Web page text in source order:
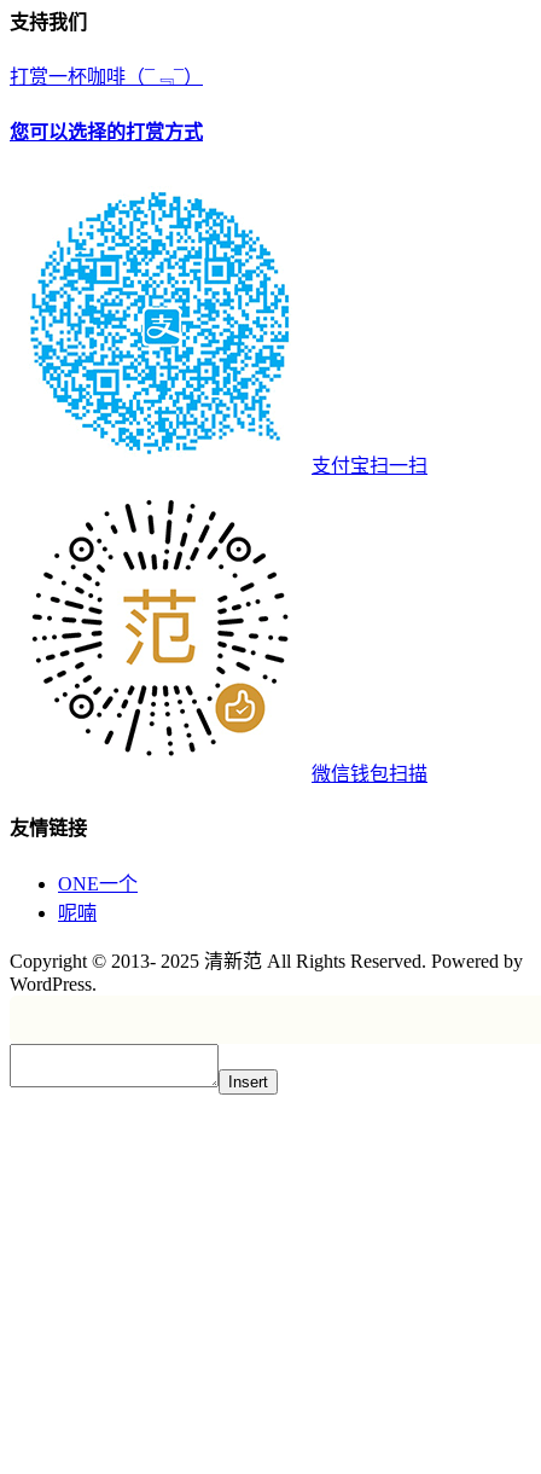
支持我们
打赏一杯咖啡 （¯﹃¯）
您可以选择的打赏方式
支付宝扫一扫
微信钱包扫描
友情链接
ONE一个
呢喃
Copyright © 2013- 2025 清新范 All Rights Reserved. Powered by
WordPress.
Insert